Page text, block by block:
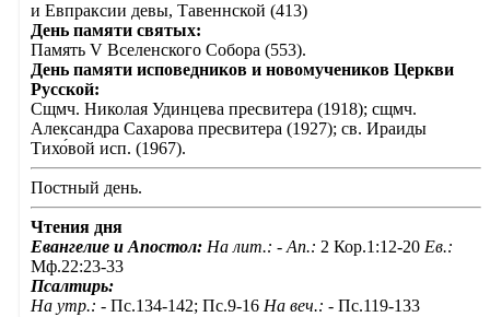
и Евпраксии девы, Тавеннской (413)
День памяти святых:
Память V Вселенского Собора (553).
День памяти исповедников и новомучеников Церкви
Русской:
Сщмч. Николая Удинцева пресвитера (1918); сщмч.
Александра Сахарова пресвитера (1927); св. Ираиды
Тихо́вой исп. (1967).
Постный день.
Чтения дня
Евангелие и Апостол: На лит.: - Ап.: 2 Кор.1:12-20 Ев.:
Мф.22:23-33
Псалтирь:
На утр.: - Пс.134-142; Пс.9-16 На веч.: - Пс.119-133